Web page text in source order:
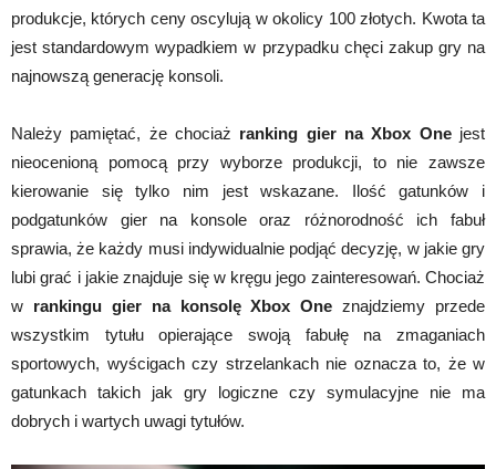
produkcje, których ceny oscylują w okolicy 100 złotych. Kwota ta
jest standardowym wypadkiem w przypadku chęci zakup gry na
najnowszą generację konsoli.
Należy pamiętać, że chociaż ranking gier na Xbox Onejest
nieocenioną pomocą przy wyborze produkcji, to nie zawsze
kierowanie się tylko nim jest wskazane. Ilość gatunków i
podgatunków gier na konsole oraz różnorodność ich fabuł
sprawia, że każdy musi indywidualnie podjąć decyzję, w jakie gry
lubi grać i jakie znajduje się w kręgu jego zainteresowań. Chociaż
w rankingu gier na konsolę Xbox One znajdziemy przede
wszystkim tytułu opierające swoją fabułę na zmaganiach
sportowych, wyścigach czy strzelankach nie oznacza to, że w
gatunkach takich jak gry logiczne czy symulacyjne nie ma
dobrych i wartych uwagi tytułów.